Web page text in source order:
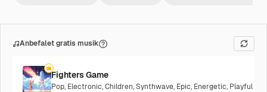
Anbefalet gratis musik
Fighters Game
Pop, Electronic,Children,Synthwave, Epic, Energetic, Playful